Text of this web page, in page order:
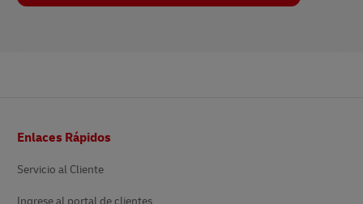
de
Enlaces Rápidos
Servicio al Cliente
Ingrese al portal de clientes